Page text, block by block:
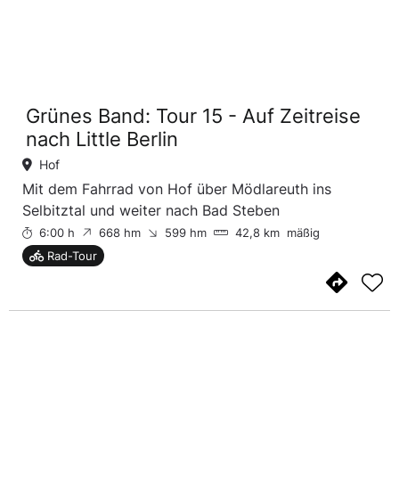
Grünes Band: Tour 15 - Auf Zeitreise
nach Little Berlin
Hof
Mit dem Fahrrad von Hof über Mödlareuth ins
Selbitztal und weiter nach Bad Steben
6:00 h 668 hm 599 hm 42,8 km mäßig
Rad-Tour